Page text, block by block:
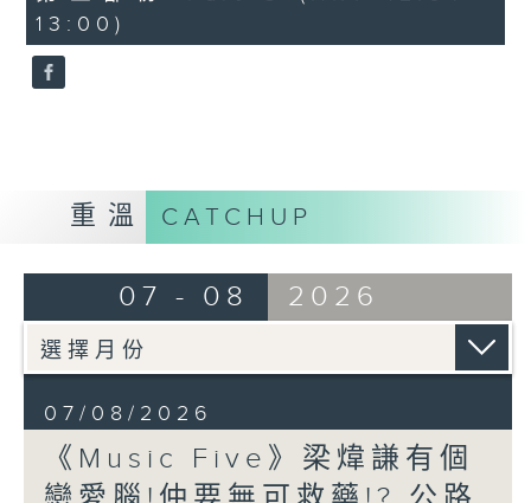
minutes,
9
seconds
13:00)
重溫 CATCHUP
07 - 08 2026
07/08/2026
《Music Five》梁煒謙有個